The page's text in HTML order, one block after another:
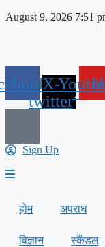
Skip
August 9, 2026 7:51
X-
twitter
Sign Up
होम अपराध
विज्ञान
स्कैंडल